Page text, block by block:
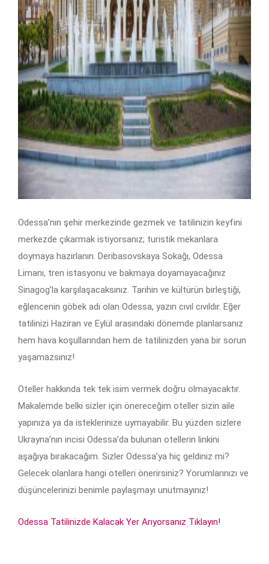
Odessa’nın şehir merkezinde gezmek ve tatilinizin keyfini
merkezde çıkarmak istiyorsanız; turistik mekanlara
doymaya hazırlanın. Deribasovskaya Sokağı, Odessa
Limanı, tren istasyonu ve bakmaya doyamayacağınız
Sinagog’la karşılaşacaksınız. Tarihin ve kültürün birleştiği,
eğlencenin göbek adı olan Odessa, yazın cıvıl cıvıldır. Eğer
tatilinizi Haziran ve Eylül arasındaki dönemde planlarsanız
hem hava koşullarından hem de tatilinizden yana bir sorun
yaşamazsınız!
Oteller hakkında tek tek isim vermek doğru olmayacaktır.
Makalemde belki sizler için önereceğim oteller sizin aile
yapınıza ya da isteklerinize uymayabilir. Bu yüzden sizlere
Ukrayna’nın incisi Odessa’da bulunan otellerin linkini
aşağıya bırakacağım. Sizler Odessa’ya hiç geldiniz mi?
Gelecek olanlara hangi otelleri önerirsiniz? Yorumlarınızı ve
düşüncelerinizi benimle paylaşmayı unutmayınız!
Odessa Tatilinizde Kalacak Yer Arıyorsanız Tıklayın!